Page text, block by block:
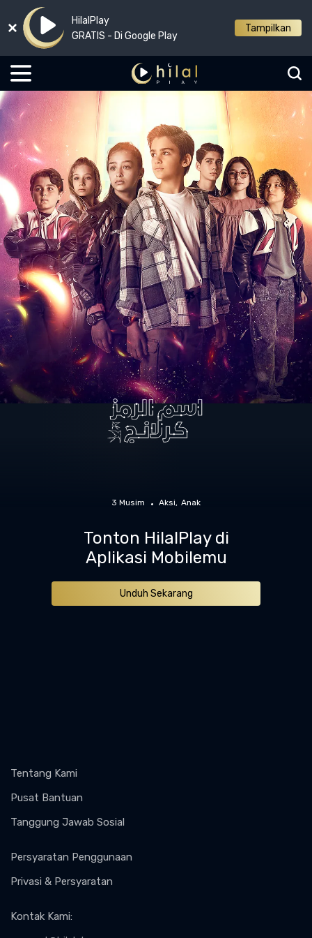
HilalPlay
GRATIS - Di Google Play
Tampilkan
3 Musim Aksi Anak
Tonton HilalPlay di
Aplikasi Mobilemu
Unduh Sekarang
Tentang Kami
Pusat Bantuan
Tanggung Jawab Sosial
Persyaratan Penggunaan
Privasi & Persyaratan
Kontak Kami: